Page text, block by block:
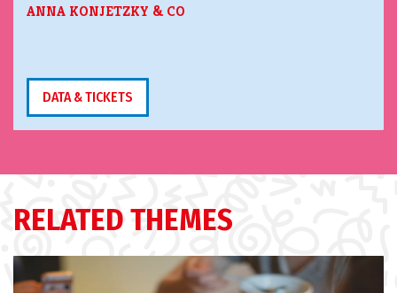
ANNA KONJETZKY & CO
DATA & TICKETS
RELATED THEMES